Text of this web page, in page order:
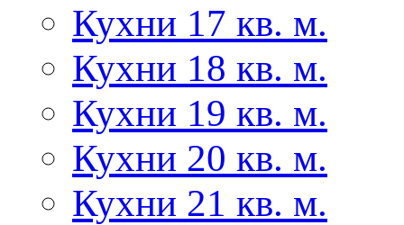
Кухни 17 кв. м.
Кухни 18 кв. м.
Кухни 19 кв. м.
Кухни 20 кв. м.
Кухни 21 кв. м.